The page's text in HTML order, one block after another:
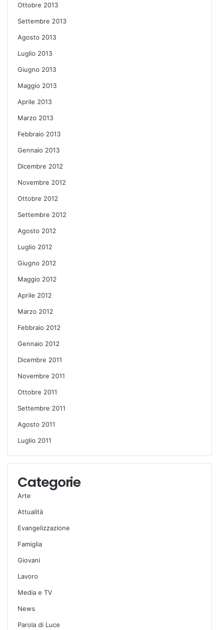
Ottobre 2013
Settembre 2013
Agosto 2013
Luglio 2013
Giugno 2013
Maggio 2013
Aprile 2013
Marzo 2013
Febbraio 2013
Gennaio 2013
Dicembre 2012
Novembre 2012
Ottobre 2012
Settembre 2012
Agosto 2012
Luglio 2012
Giugno 2012
Maggio 2012
Aprile 2012
Marzo 2012
Febbraio 2012
Gennaio 2012
Dicembre 2011
Novembre 2011
Ottobre 2011
Settembre 2011
Agosto 2011
Luglio 2011
Categorie
Arte
Attualità
Evangelizzazione
Famiglia
Giovani
Lavoro
Media e TV
News
Parola di Luce